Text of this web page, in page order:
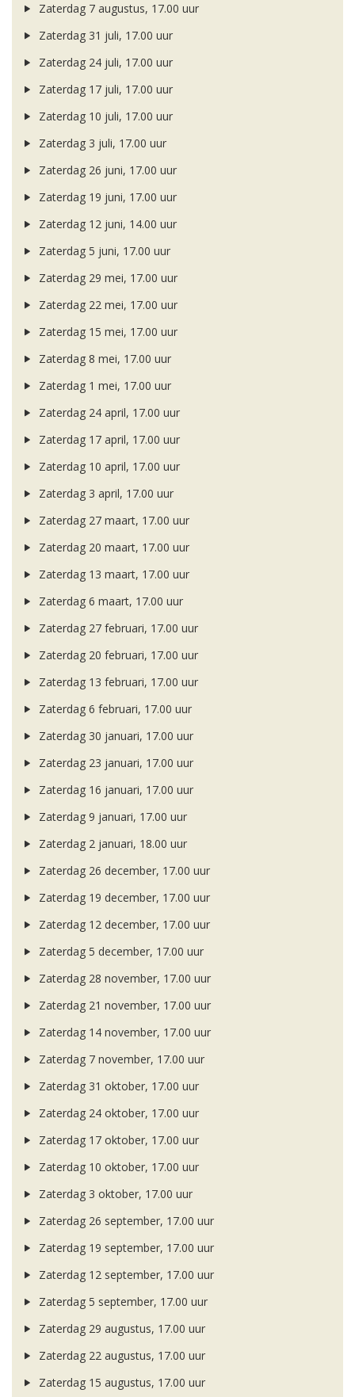
Zaterdag 7 augustus, 17.00 uur
Zaterdag 31 juli, 17.00 uur
Zaterdag 24 juli, 17.00 uur
Zaterdag 17 juli, 17.00 uur
Zaterdag 10 juli, 17.00 uur
Zaterdag 3 juli, 17.00 uur
Zaterdag 26 juni, 17.00 uur
Zaterdag 19 juni, 17.00 uur
Zaterdag 12 juni, 14.00 uur
Zaterdag 5 juni, 17.00 uur
Zaterdag 29 mei, 17.00 uur
Zaterdag 22 mei, 17.00 uur
Zaterdag 15 mei, 17.00 uur
Zaterdag 8 mei, 17.00 uur
Zaterdag 1 mei, 17.00 uur
Zaterdag 24 april, 17.00 uur
Zaterdag 17 april, 17.00 uur
Zaterdag 10 april, 17.00 uur
Zaterdag 3 april, 17.00 uur
Zaterdag 27 maart, 17.00 uur
Zaterdag 20 maart, 17.00 uur
Zaterdag 13 maart, 17.00 uur
Zaterdag 6 maart, 17.00 uur
Zaterdag 27 februari, 17.00 uur
Zaterdag 20 februari, 17.00 uur
Zaterdag 13 februari, 17.00 uur
Zaterdag 6 februari, 17.00 uur
Zaterdag 30 januari, 17.00 uur
Zaterdag 23 januari, 17.00 uur
Zaterdag 16 januari, 17.00 uur
Zaterdag 9 januari, 17.00 uur
Zaterdag 2 januari, 18.00 uur
Zaterdag 26 december, 17.00 uur
Zaterdag 19 december, 17.00 uur
Zaterdag 12 december, 17.00 uur
Zaterdag 5 december, 17.00 uur
Zaterdag 28 november, 17.00 uur
Zaterdag 21 november, 17.00 uur
Zaterdag 14 november, 17.00 uur
Zaterdag 7 november, 17.00 uur
Zaterdag 31 oktober, 17.00 uur
Zaterdag 24 oktober, 17.00 uur
Zaterdag 17 oktober, 17.00 uur
Zaterdag 10 oktober, 17.00 uur
Zaterdag 3 oktober, 17.00 uur
Zaterdag 26 september, 17.00 uur
Zaterdag 19 september, 17.00 uur
Zaterdag 12 september, 17.00 uur
Zaterdag 5 september, 17.00 uur
Zaterdag 29 augustus, 17.00 uur
Zaterdag 22 augustus, 17.00 uur
Zaterdag 15 augustus, 17.00 uur